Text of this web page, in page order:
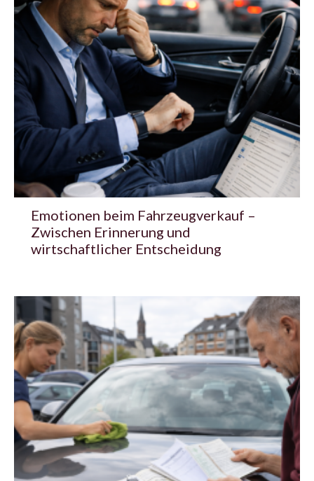
Emotionen beim Fahrzeugverkauf –
Zwischen Erinnerung und
wirtschaftlicher Entscheidung